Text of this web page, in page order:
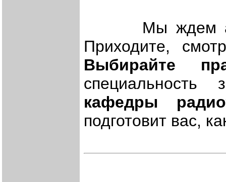
Мы ждем
Приходите,
Выбирайте
специальность
кафедры
подготовит вас,